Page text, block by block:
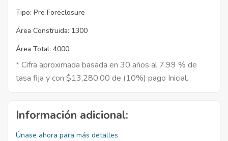
Tipo: Pre Foreclosure
Área Construida: 1300
Área Total: 4000
* Cifra aproximada basada en 30 años al 7.99 % de
tasa fija y con $13,280.00 de (10%) pago Inicial.
Información adicional:
Únase ahora para más detalles